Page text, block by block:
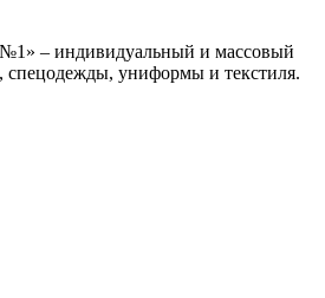
– индивидуальный и массовый
униформы и текстиля.